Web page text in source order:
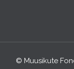
© Muusikute